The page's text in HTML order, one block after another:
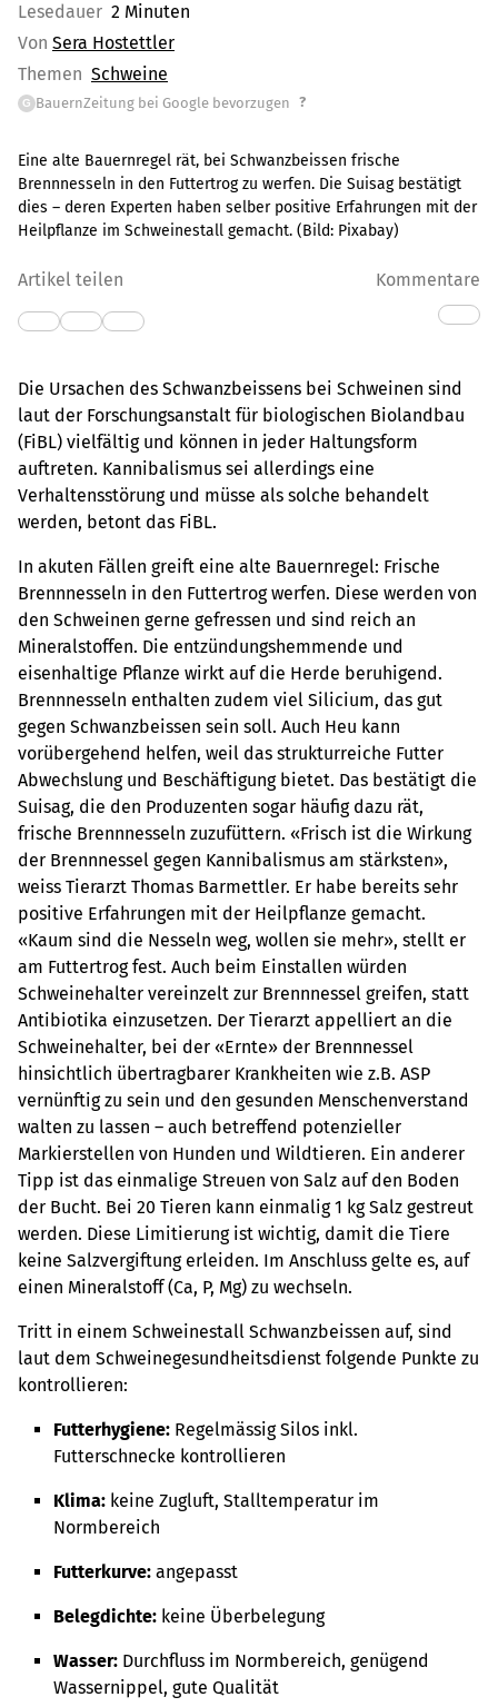
Lesedauer 2 Minuten
Von Sera Hostettler
Themen Schweine
G BauernZeitung bei Google bevorzugen ?
Eine alte Bauernregel rät, bei Schwanzbeissen frische
Brennnesseln in den Futtertrog zu werfen. Die Suisag bestätigt
dies – deren Experten haben selber positive Erfahrungen mit der
Heilpflanze im Schweinestall gemacht. (Bild: Pixabay)
Artikel teilen Kommentare
Die Ursachen des Schwanzbeissens bei Schweinen sind
laut der Forschungsanstalt für biologischen Biolandbau
(FiBL) vielfältig und können in jeder Haltungsform
auftreten. Kannibalismus sei allerdings eine
Verhaltensstörung und müsse als solche behandelt
werden, betont das FiBL.
In akuten Fällen greift eine alte Bauernregel: Frische
Brennnesseln in den Futtertrog werfen. Diese werden von
den Schweinen gerne gefressen und sind reich an
Mineralstoffen. Die entzündungshemmende und
eisenhaltige Pflanze wirkt auf die Herde beruhigend.
Brennnesseln enthalten zudem viel Silicium, das gut
gegen Schwanzbeissen sein soll. Auch Heu kann
vorübergehend helfen, weil das strukturreiche Futter
Abwechslung und Beschäftigung bietet. Das bestätigt die
Suisag, die den Produzenten sogar häufig dazu rät,
frische Brennnesseln zuzufüttern. «Frisch ist die Wirkung
der Brennnessel gegen Kannibalismus am stärksten»,
weiss Tierarzt Thomas Barmettler. Er habe bereits sehr
positive Erfahrungen mit der Heilpflanze gemacht.
«Kaum sind die Nesseln weg, wollen sie mehr», stellt er
am Futtertrog fest. Auch beim Einstallen würden
Schweinehalter vereinzelt zur Brennnessel greifen, statt
Antibiotika einzusetzen. Der Tierarzt appelliert an die
Schweinehalter, bei der «Ernte» der Brennnessel
hinsichtlich übertragbarer Krankheiten wie z.B. ASP
vernünftig zu sein und den gesunden Menschenverstand
walten zu lassen – auch betreffend potenzieller
Markierstellen von Hunden und Wildtieren. Ein anderer
Tipp ist das einmalige Streuen von Salz auf den Boden
der Bucht. Bei 20 Tieren kann einmalig 1 kg Salz gestreut
werden. Diese Limitierung ist wichtig, damit die Tiere
keine Salzvergiftung erleiden. Im Anschluss gelte es, auf
einen Mineralstoff (Ca, P, Mg) zu wechseln.
Tritt in einem Schweinestall Schwanzbeissen auf, sind
laut dem Schweinegesundheitsdienst folgende Punkte zu
kontrollieren:
Futterhygiene: Regelmässig Silos inkl.
Futterschnecke kontrollieren
Klima: keine Zugluft, Stalltemperatur im
Normbereich
Futterkurve: angepasst
Belegdichte: keine Überbelegung
Wasser: Durchfluss im Normbereich, genügend
Wassernippel, gute Qualität